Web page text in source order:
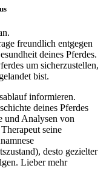
freundlich entgegen
deines Pferdes.
um sicherzustellen,
bist.
informieren.
deines Pferdes
und Analysen von
seine
desto gezielter
Lieber mehr